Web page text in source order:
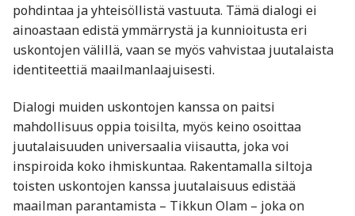
pohdintaa ja yhteisöllistä vastuuta. Tämä dialogi ei
ainoastaan edistä ymmärrystä ja kunnioitusta eri
uskontojen välillä, vaan se myös vahvistaa juutalaista
identiteettiä maailmanlaajuisesti.
Dialogi muiden uskontojen kanssa on paitsi
mahdollisuus oppia toisilta, myös keino osoittaa
juutalaisuuden universaalia viisautta, joka voi
inspiroida koko ihmiskuntaa. Rakentamalla siltoja
toisten uskontojen kanssa juutalaisuus edistää
maailman parantamista – Tikkun Olam – joka on